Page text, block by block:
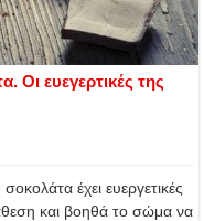
Οι ευεγερτικές της
έχει ευεργετικές
και βοηθά το σώμα να